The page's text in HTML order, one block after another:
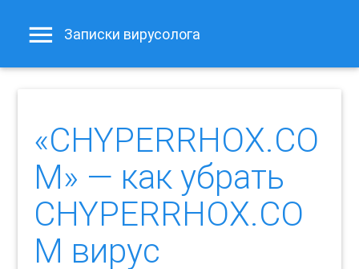
Записки вирусолога
«CHYPERRHOX.CO
M» — как убрать
CHYPERRHOX.CO
M вирус